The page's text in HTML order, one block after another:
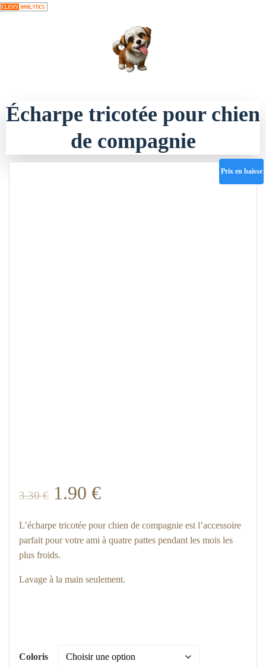
Écharpe tricotée pour chien
de compagnie
Prix en baisse
3.30€ Le
prix
initial
était :
1.90 €Le
prix
est :
L’écharpe tricotée pour chien de compagnie est l’accessoire
parfait pour votre ami à quatre pattes pendant les mois les
plus froids.
Lavage à la main seulement.
Coloris